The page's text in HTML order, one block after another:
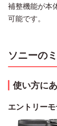
補整機能が本
可能です。
ソニーの
使い方に
エントリー